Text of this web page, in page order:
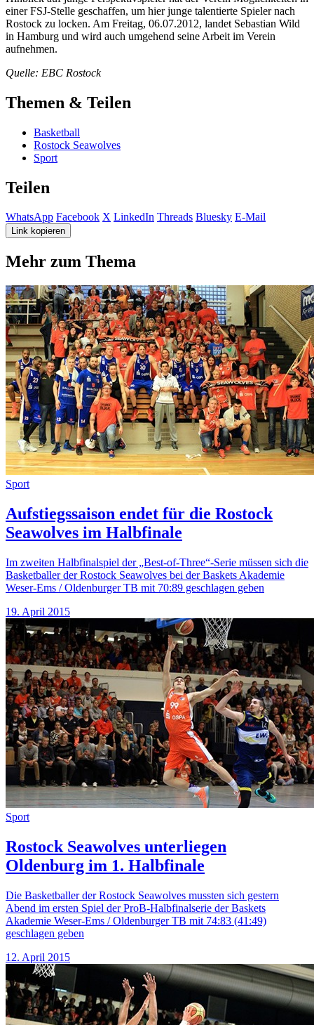
einer FSJ-Stelle geschaffen, um hier junge talentierte Spieler nach
Rostock zu locken. Am Freitag, 06.07.2012, landet Sebastian Wild
in Hamburg und wird auch umgehend seine Arbeit im Verein
aufnehmen.
Quelle: EBC Rostock
Themen & Teilen
Basketball
Rostock Seawolves
Sport
Teilen
WhatsApp Facebook X LinkedIn Threads Bluesky E-Mail
Link kopieren
Mehr zum Thema
Sport
Aufstiegssaison endet für die Rostock
Seawolves im Halbfinale
Im zweiten Halbfinalspiel der „Best-of-Three“-Serie müssen sich die
Basketballer der Rostock Seawolves bei der Baskets Akademie
Weser-Ems / Oldenburger TB mit 70:89 geschlagen geben
19. April 2015
Sport
Rostock Seawolves unterliegen
Oldenburg im 1. Halbfinale
Die Basketballer der Rostock Seawolves mussten sich gestern
Abend im ersten Spiel der ProB-Halbfinalserie der Baskets
Akademie Weser-Ems / Oldenburger TB mit 74:83 (41:49)
geschlagen geben
12. April 2015